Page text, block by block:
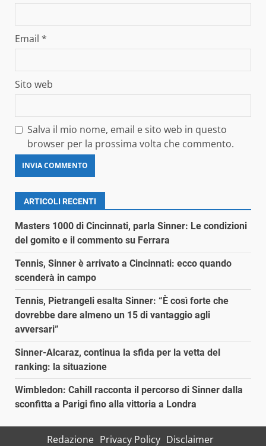
Email *
Sito web
Salva il mio nome, email e sito web in questo
browser per la prossima volta che commento.
ARTICOLI RECENTI
Masters 1000 di Cincinnati, parla Sinner: Le condizioni
del gomito e il commento su Ferrara
Tennis, Sinner è arrivato a Cincinnati: ecco quando
scenderà in campo
Tennis, Pietrangeli esalta Sinner: “È così forte che
dovrebbe dare almeno un 15 di vantaggio agli
avversari”
Sinner-Alcaraz, continua la sfida per la vetta del
ranking: la situazione
Wimbledon: Cahill racconta il percorso di Sinner dalla
sconfitta a Parigi fino alla vittoria a Londra
Redazione Privacy Policy Disclaimer